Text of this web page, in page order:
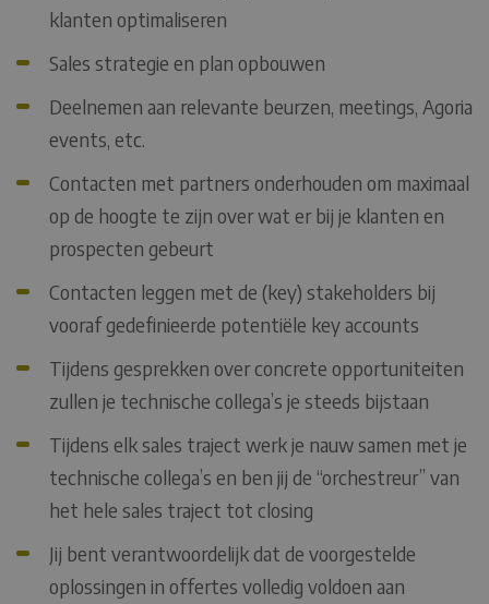
klanten optimaliseren
Sales strategie en plan opbouwen
Deelnemen aan relevante beurzen, meetings, Agoria
events, etc.
Contacten met partners onderhouden om maximaal
op de hoogte te zijn over wat er bij je klanten en
prospecten gebeurt
Contacten leggen met de (key) stakeholders bij
vooraf gedefinieerde potentiële key accounts
Tijdens gesprekken over concrete opportuniteiten
zullen je technische collega’s je steeds bijstaan
Tijdens elk sales traject werk je nauw samen met je
technische collega’s en ben jij de “orchestreur” van
het hele sales traject tot closing
Jij bent verantwoordelijk dat de voorgestelde
oplossingen in offertes volledig voldoen aan